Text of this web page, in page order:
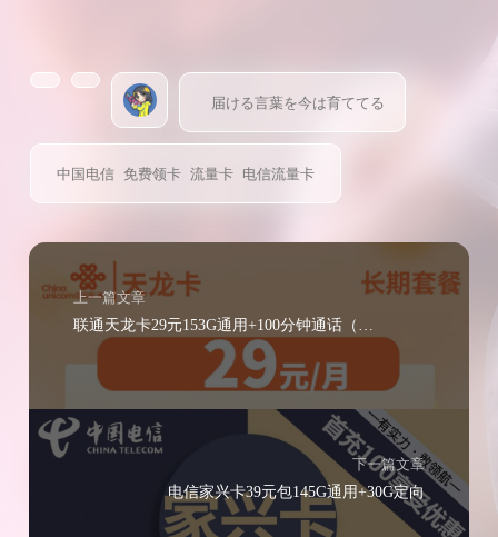
届ける言葉を今は育ててる
中国电信 免费领卡 流量卡 电信流量卡
上一篇文章
联通天龙卡29元153G通用+100分钟通话（可选号）
下一篇文章
电信家兴卡39元包145G通用+30G定向